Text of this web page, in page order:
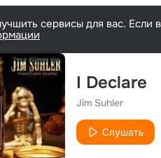
сервисы для вас.
I Declare
Jim Suhler
Слушать